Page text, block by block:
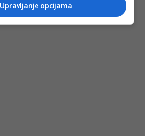
Upravljanje opcijama